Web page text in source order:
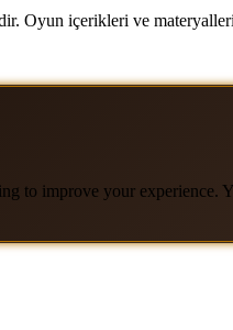
Oyun içerikleri ve
to improve your experience.